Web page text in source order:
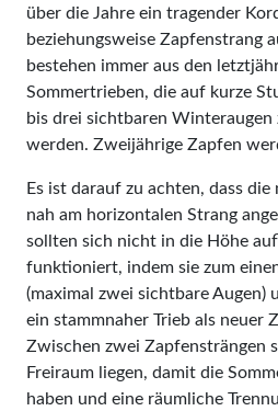
über die Jahre ein tragender
beziehungsweise Zapfenstrang
bestehen immer aus den
Sommertrieben, die auf kurze
bis drei sichtbaren Winteraugen
werden. Zweijährige Zapfen
Es ist darauf zu achten, dass
nah am horizontalen Strang
sollten sich nicht in die Höhe
funktioniert, indem sie zum
(maximal zwei sichtbare Augen)
ein stammnaher Trieb als neuer
Zwischen zwei Zapfensträngen
Freiraum liegen, damit die
haben und eine räumliche